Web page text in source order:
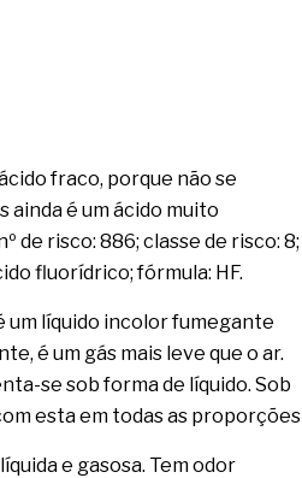
fraco, porque não se
ainda é um ácido muito
de risco: 886; classe de risco: 8;
fluorídrico; fórmula: HF.
um líquido incolor fumegante
é um gás mais leve que o ar.
se sob forma de líquido. Sob
esta em todas as proporções
e gasosa. Tem odor